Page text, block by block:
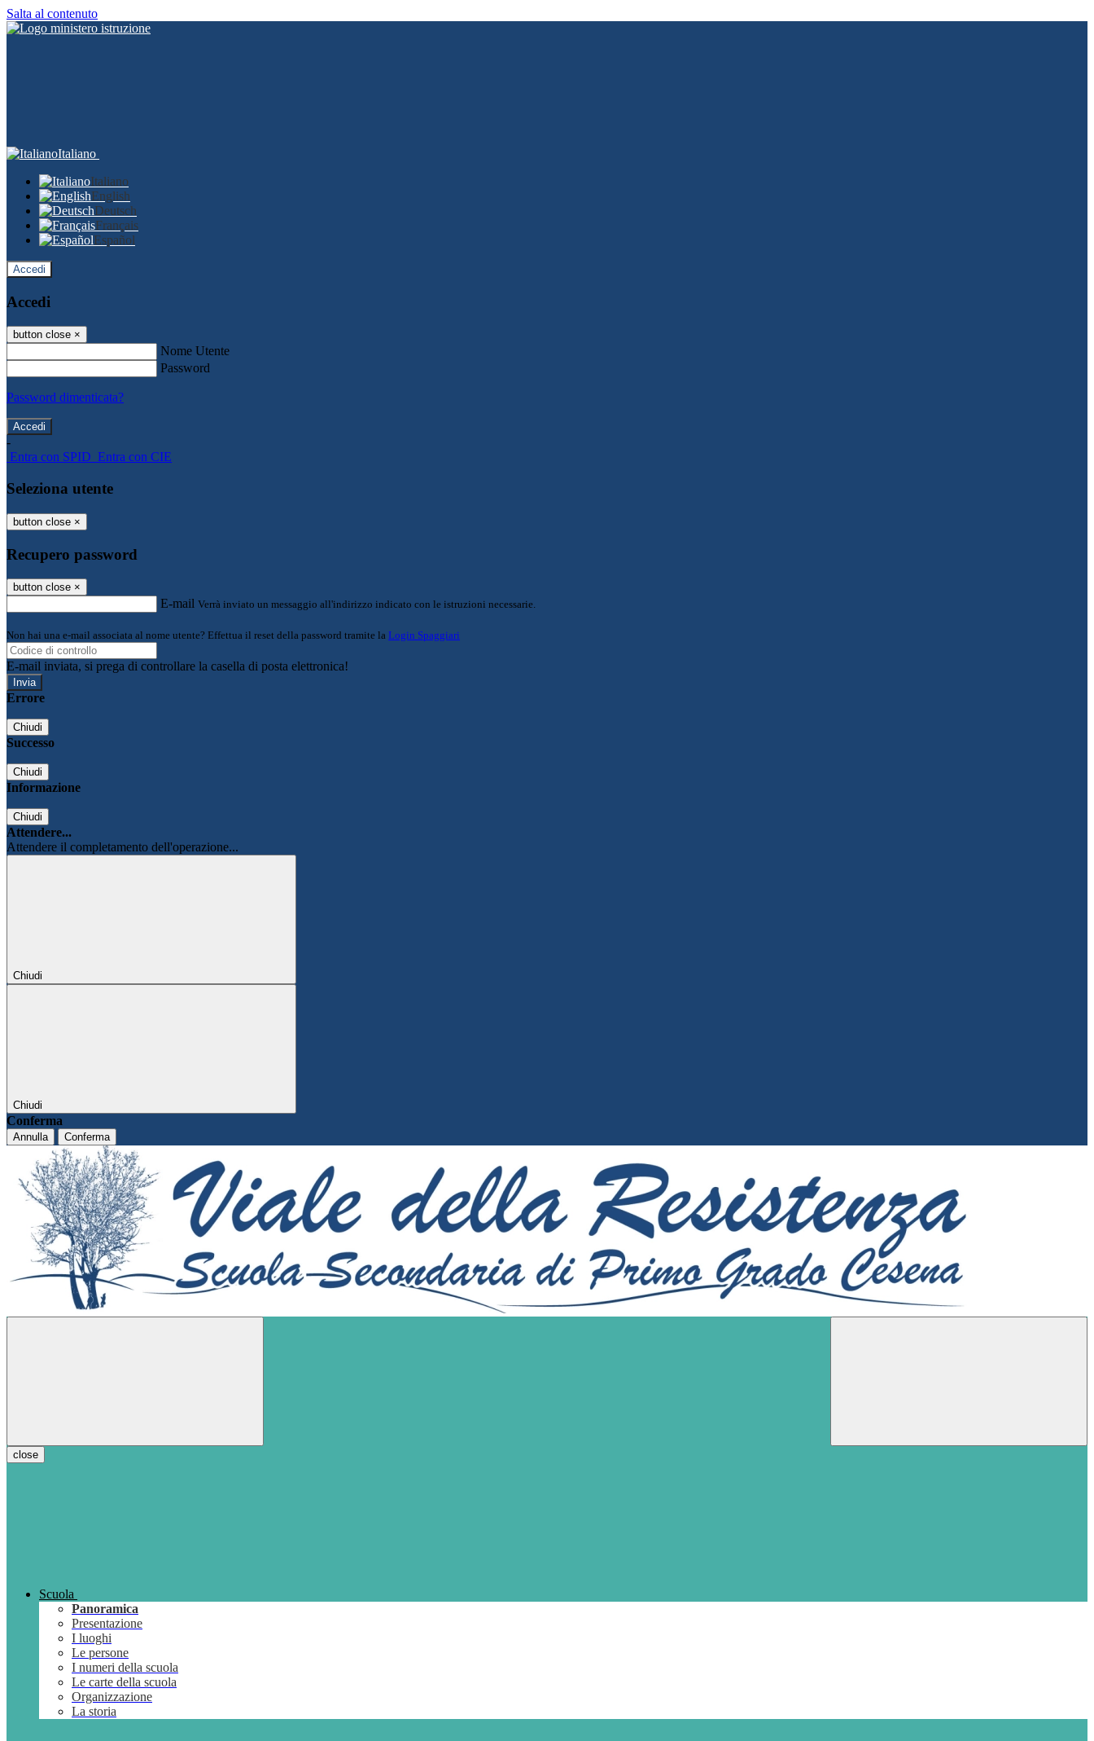
Salta al contenuto
Italiano
Italiano
English
Deutsch
Français
Español
Accedi
Accedi
button close ×
Nome Utente
Password
Password dimenticata?
-
Entra con SPID Entra con CIE
Seleziona utente
button close ×
Recupero password
button close ×
E-mail Verrà inviato un messaggio all'indirizzo indicato con le istruzioni necessarie.
Non hai una e-mail associata al nome utente? Effettua il reset della password tramite la Login Spaggiari
E-mail inviata, si prega di controllare la casella di posta elettronica!
Errore
Chiudi
Successo
Chiudi
Informazione
Chiudi
Attendere...
Attendere il completamento dell'operazione...
Chiudi
Chiudi
Conferma
Annulla Conferma
close
Scuola
Panoramica
Presentazione
I luoghi
Le persone
I numeri della scuola
Le carte della scuola
Organizzazione
La storia